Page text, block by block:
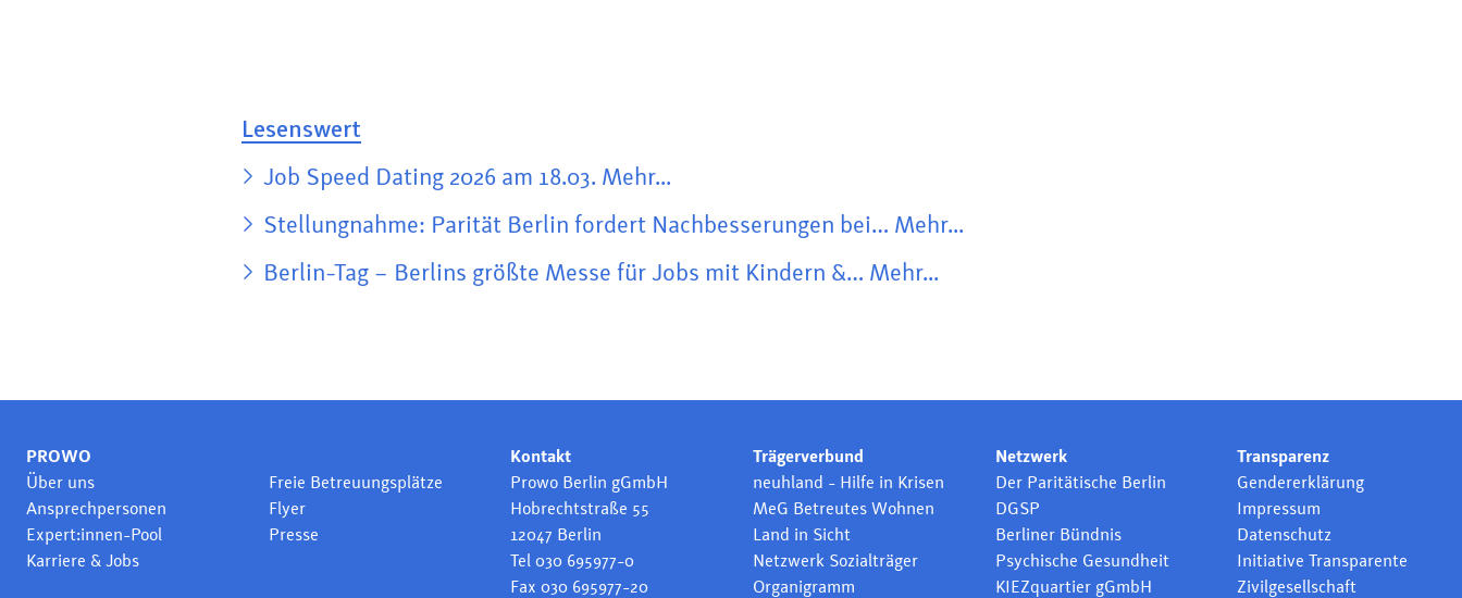
Lesenswert
Job Speed Dating 2026 am 18.03. Mehr...
Stellungnahme: Parität Berlin fordert Nachbesserungen bei… Mehr...
Berlin-Tag – Berlins größte Messe für Jobs mit Kindern &… Mehr...
PROWO
Über uns
Ansprechpersonen
Expert:innen-Pool
Karriere & Jobs
Freie Betreuungsplätze
Flyer
Presse
Kontakt
Prowo Berlin gGmbH
Hobrechtstraße 55
12047 Berlin
Tel 030 695977-0
Fax 030 695977-20
Trägerverbund
neuhland - Hilfe in Krisen
MeG Betreutes Wohnen
Land in Sicht
Netzwerk Sozialträger
Organigramm
Netzwerk
Der Paritätische Berlin
DGSP
Berliner Bündnis
Psychische Gesundheit
KIEZquartier gGmbH
Transparenz
Gendererklärung
Impressum
Datenschutz
Initiative Transparente
Zivilgesellschaft